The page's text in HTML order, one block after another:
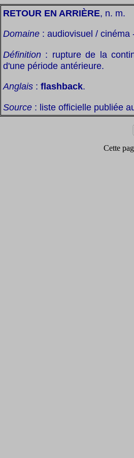
RETOUR EN ARRIÈRE, n. m.
Domaine : audiovisuel / cinéma
Définition : rupture de la
d'une période antérieure.
Anglais : flashback.
Source : liste officielle publiée
Cette